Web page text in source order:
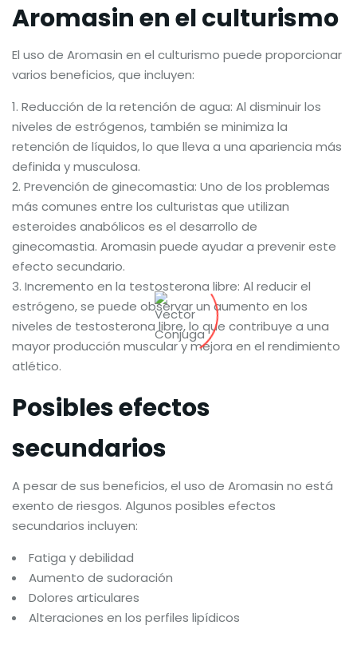
Aromasin en el culturismo
El uso de Aromasin en el culturismo puede proporcionar
varios beneficios, que incluyen:
Reducción de la retención de agua: Al disminuir los
niveles de estrógenos, también se minimiza la
retención de líquidos, lo que lleva a una apariencia más
definida y musculosa.
Prevención de ginecomastia: Uno de los problemas
más comunes entre los culturistas que utilizan
esteroides anabólicos es el desarrollo de
ginecomastia. Aromasin puede ayudar a prevenir este
efecto secundario.
Incremento en la testosterona libre: Al reducir el
estrógeno, se puede observar un aumento en los
niveles de testosterona libre, lo que contribuye a una
mayor producción muscular y mejora en el rendimiento
atlético.
Posibles efectos
secundarios
A pesar de sus beneficios, el uso de Aromasin no está
exento de riesgos. Algunos posibles efectos
secundarios incluyen:
Fatiga y debilidad
Aumento de sudoración
Dolores articulares
Alteraciones en los perfiles lipídicos